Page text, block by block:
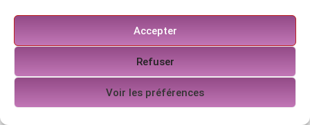
Accepter
Refuser
Voir les préférences
Articles Récents
6 août 2026
Assurance habitation étudiant marié :
adaptation de votre contrat